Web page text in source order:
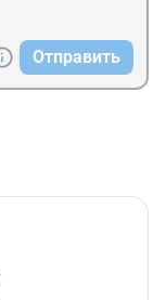
Отправить